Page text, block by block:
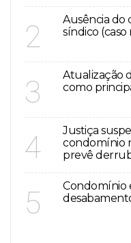
2
Ausência do
síndico (caso
3
Atualização
como
4
Justiça
condomínio
prevê
5
Condomínio